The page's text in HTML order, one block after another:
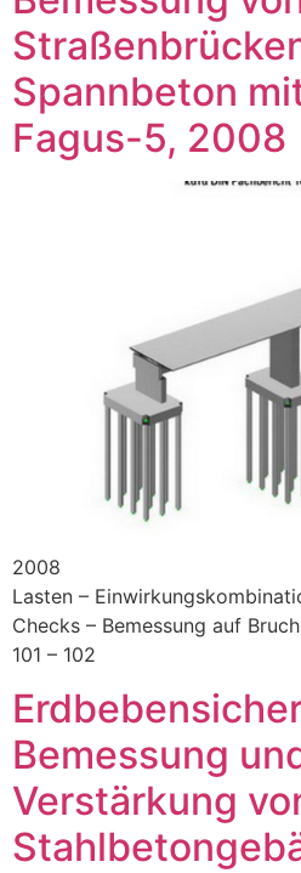
Spannbeton
Fagus-5, 2008
2008
Lasten –
Checks – Bemessung auf
101 – 102
Bemessung
Verstärkung